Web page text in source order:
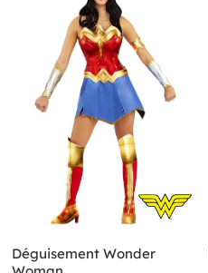
Déguisement Wonder